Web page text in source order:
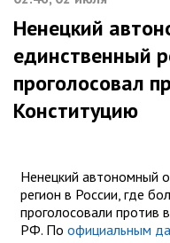
Ненецкий
единственный
проголосовал
Конституцию
Ненецкий автономный
регион в России, где
проголосовали против
РФ. По официальным